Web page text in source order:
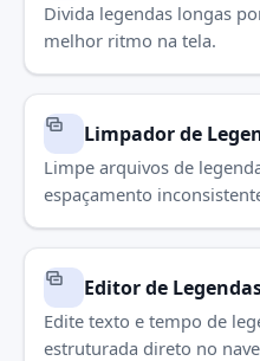
Divida legendas longas
melhor ritmo na tela.
Limpador de
Limpe arquivos de
espaçamento
Editor de
Edite texto e tempo de
estruturada direto no